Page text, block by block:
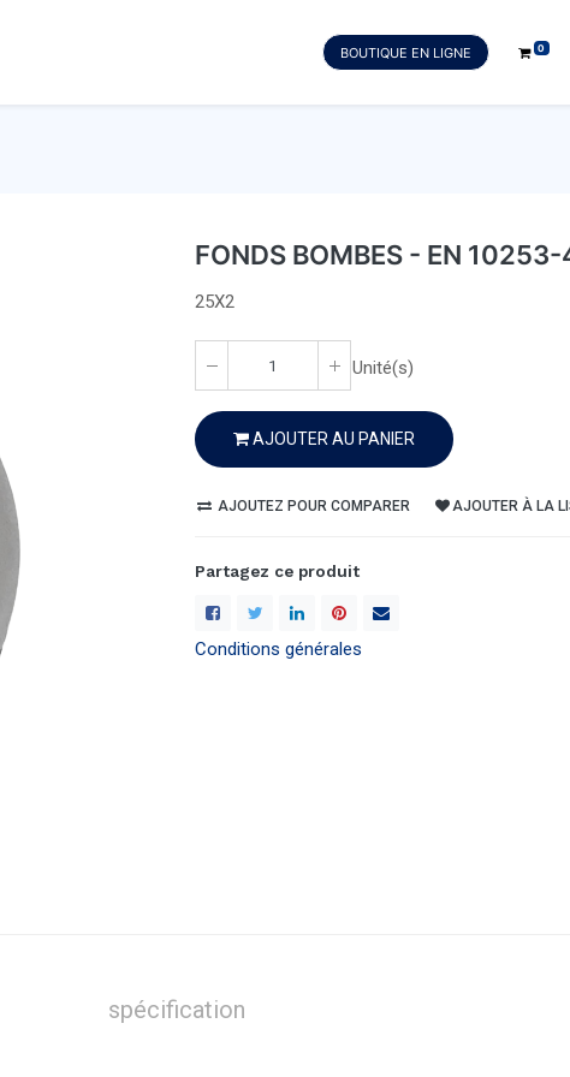
BOUTIQUE EN LIGNE 0
FONDS BOMBES - EN 10253-
25X2
Unité(s)
AJOUTER AU PANIER
AJOUTEZ POUR COMPARER AJOUTER À LA
Partagez ce produit
Conditions générales
spécification